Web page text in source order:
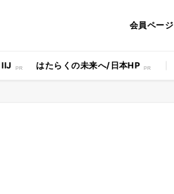
会員ページ
IIJ はたらくの未来へ/日本HP